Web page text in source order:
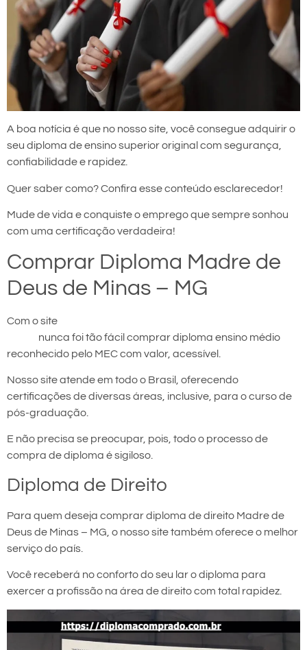
A boa notícia é que no nosso site, você consegue adquirir o
seu diploma de ensino superior original com segurança,
confiabilidade e rapidez.
Quer saber como? Confira esse conteúdo esclarecedor!
Mude de vida e conquiste o emprego que sempre sonhou
com uma certificação verdadeira!
Comprar Diploma Madre de
Deus de Minas – MG
Com o site
nunca foi tão fácil comprar diploma ensino médio
reconhecido pelo MEC com valor, acessível.
Nosso site atende em todo o Brasil, oferecendo
certificações de diversas áreas, inclusive, para o curso de
pós-graduação.
E não precisa se preocupar, pois, todo o processo de
compra de diploma é sigiloso.
Diploma de Direito
Para quem deseja comprar diploma de direito Madre de
Deus de Minas – MG, o nosso site também oferece o melhor
serviço do país.
Você receberá no conforto do seu lar o diploma para
exercer a profissão na área de direito com total rapidez.